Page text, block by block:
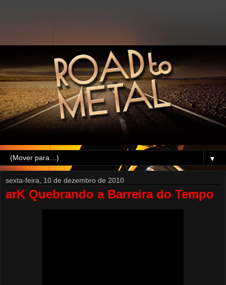
▼
sexta-feira, 10 de dezembro de 2010
arK Quebrando a Barreira do Tempo